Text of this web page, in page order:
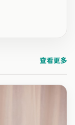
查看更多